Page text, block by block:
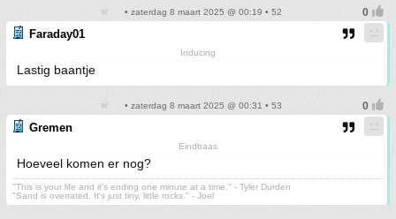
• zaterdag 8 maart 2025 @ 00:19 • 52
Faraday01
Inducing
Lastig baantje
• zaterdag 8 maart 2025 @ 00:31 • 53
Gremen
Eindbaas
Hoeveel komen er nog?
"This is your life and it's ending one minute at a time." - Tyler Durden
"Sand is overrated. It's just tiny, little rocks." - Joel